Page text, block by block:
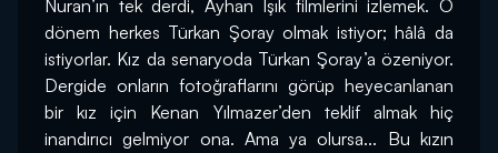
Nuran’ın tek derdi, Ayhan Işık filmlerini izlemek. O
dönem herkes Türkan Şoray olmak istiyor; hâlâ da
istiyorlar. Kız da senaryoda Türkan Şoray’a özeniyor.
Dergide onların fotoğraflarını görüp heyecanlanan
bir kız için Kenan Yılmazer’den teklif almak hiç
inandırıcı gelmiyor ona. Ama ya olursa... Bu kızın